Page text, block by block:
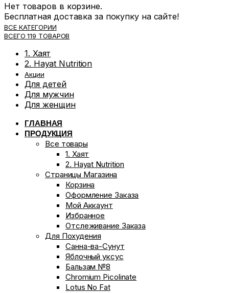
Нет товаров в корзине.
Бесплатная доставка за покупку на сайте!
ВСЕ КАТЕГОРИИ
ВСЕГО 119 ТОВАРОВ
1. Хаят
2. Hayat Nutrition
Акции
Для детей
Для мужчин
Для женщин
ГЛАВНАЯ
ПРОДУКЦИЯ
Все товары
1. Хаят
2. Hayat Nutrition
Страницы Магазина
Корзина
Оформление Заказа
Мой Аккаунт
Избранное
Отслеживание Заказа
Для Похудения
Санна-ва-Сунут
Яблочный уксус
Бальзам №8
Chromium Picolinate
Lotus No Fat